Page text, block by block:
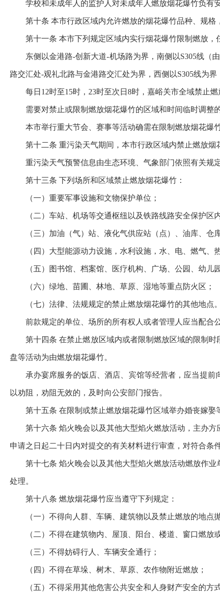
学校和未成年人的监护人对未成年人燃放烟花爆竹负有
第十条 本市行政区域内允许燃放的烟花爆竹品种、规
第十一条 本市下列规定区域内实行烟花爆竹限制燃放
东侧以金港路-创新大道-机场路为界，南侧以S305线（
路交汇处-观礼北路与金港路交汇处为界，西侧以S305线为
每日12时至15时，23时至次日8时，嘉峪关市全域禁止
需要对禁止或限制燃放烟花爆竹的区域和时间临时调整
本市举行重大节会、赛事等活动确需在限制燃放烟花爆
第十二条 重污染天气期间，本市行政区域内禁止燃放烟
重污染天气预警信息由生态环境、气象部门依照有关规
第十三条 下列场所和区域禁止燃放烟花爆竹：
（一）重要军事设施和文物保护单位；
（二）车站、机场等交通枢纽以及铁路线路安全保护区
（三）加油（气）站、液化气供应站（点）、油库、
（四）大型能源动力设施，水利设施，水、电、燃气
（五）图书馆、档案馆、医疗机构、广场、公园、幼
（六）绿地、苗圃、林地、草原、湿地等重点防火区；
（七）法律、法规规定的禁止燃放烟花爆竹的其他地点
前款规定的单位、场所的所有权人或者管理人应当配合
第十四条 在禁止燃放区域内或者限制燃放区域的限制
盘等活动为由燃放烟花爆竹。
承办宴席服务的饭店、酒店、宾馆等经营者，应当提
以劝阻，劝阻无效的，及时向公安部门报告。
第十五条 在限制或禁止燃放烟花爆竹区域举办婚丧嫁
第十六条 焰火晚会以及其他大型焰火燃放活动，主办
申请之日起二十日内对提交的有关材料进行审查，对符合
第十七条 焰火晚会以及其他大型焰火燃放活动燃放作
处理。
第十八条 燃放烟花爆竹应当遵守下列规定：
（一）不得向人群、车辆、建筑物以及禁止燃放的地点
（二）不得在建筑物内、屋顶、阳台、楼道、窗口燃放
（三）不得妨碍行人、车辆安全通行；
（四）不得在草垛、树木、草原、农作物附近燃放；
（五）不得采用其他危害公共安全和人身财产安全的方